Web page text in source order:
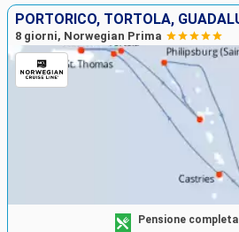
8 giorni, Norwegian Prima
Pensione completa